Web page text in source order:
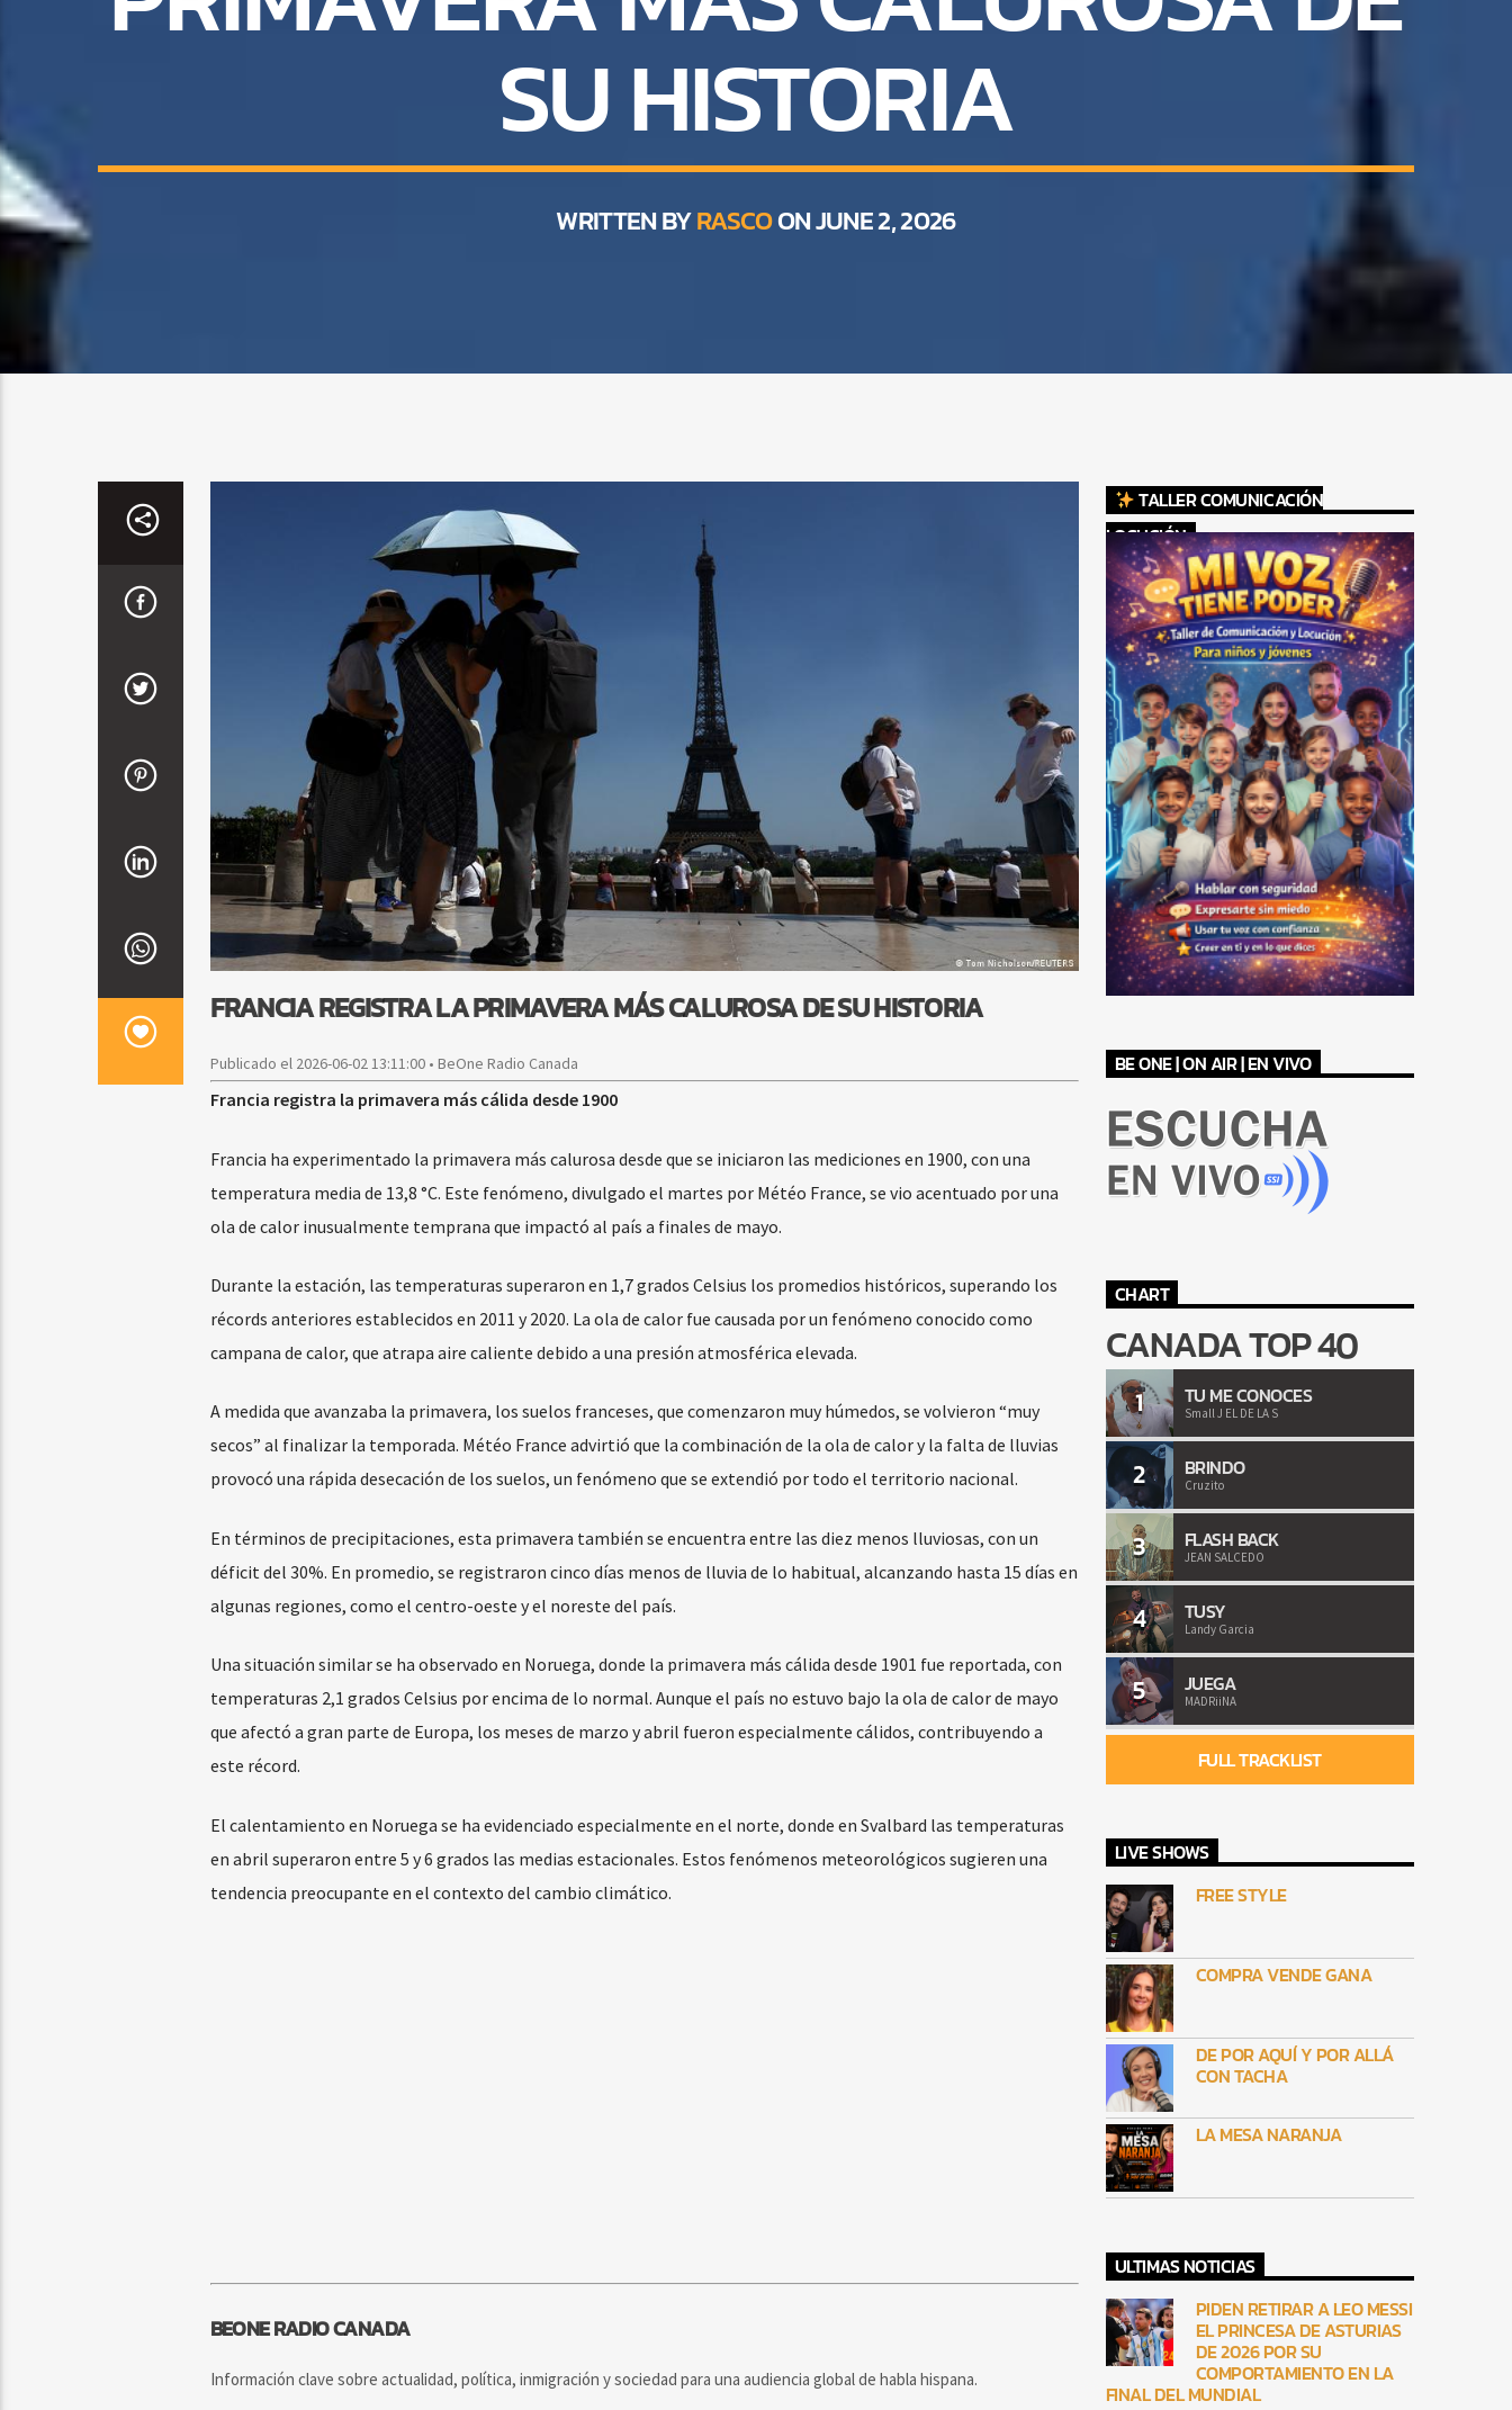
SU HISTORIA
WRITTEN BYRASCOON JUNE 2, 2026
FRANCIA REGISTRA LA PRIMAVERA MÁS CALUROSA DE SU HISTORIA
Publicado el 2026-06-02 13:11:00 • BeOne Radio Canada
Francia registra la primavera más cálida desde 1900
Francia ha experimentado la primavera más calurosa desde que se iniciaron las mediciones en 1900, con una
temperatura media de 13,8 °C. Este fenómeno, divulgado el martes por Météo France, se vio acentuado por una
ola de calor inusualmente temprana que impactó al país a finales de mayo.
Durante la estación, las temperaturas superaron en 1,7 grados Celsius los promedios históricos, superando los
récords anteriores establecidos en 2011 y 2020. La ola de calor fue causada por un fenómeno conocido como
campana de calor, que atrapa aire caliente debido a una presión atmosférica elevada.
A medida que avanzaba la primavera, los suelos franceses, que comenzaron muy húmedos, se volvieron “muy
secos” al finalizar la temporada. Météo France advirtió que la combinación de la ola de calor y la falta de lluvias
provocó una rápida desecación de los suelos, un fenómeno que se extendió por todo el territorio nacional.
En términos de precipitaciones, esta primavera también se encuentra entre las diez menos lluviosas, con un
déficit del 30%. En promedio, se registraron cinco días menos de lluvia de lo habitual, alcanzando hasta 15 días en
algunas regiones, como el centro-oeste y el noreste del país.
Una situación similar se ha observado en Noruega, donde la primavera más cálida desde 1901 fue reportada, con
temperaturas 2,1 grados Celsius por encima de lo normal. Aunque el país no estuvo bajo la ola de calor de mayo
que afectó a gran parte de Europa, los meses de marzo y abril fueron especialmente cálidos, contribuyendo a
este récord.
El calentamiento en Noruega se ha evidenciado especialmente en el norte, donde en Svalbard las temperaturas
en abril superaron entre 5 y 6 grados las medias estacionales. Estos fenómenos meteorológicos sugieren una
tendencia preocupante en el contexto del cambio climático.
BEONE RADIO CANADA
Información clave sobre actualidad, política, inmigración y sociedad para una audiencia global de habla hispana.
TALLER COMUNICACIÓN
LOCUCIÓN
BE ONE | ON AIR | EN VIVO
CHART
CANADA TOP 40
1 TU ME CONOCES
Small J EL DE LA S
2 BRINDO
Cruzito
3 FLASH BACK
JEAN SALCEDO
4 TUSY
Landy Garcia
5 JUEGA
MADRiiNA
FULL TRACKLIST
LIVE SHOWS
FREE STYLE
COMPRA VENDE GANA
DE POR AQUÍ Y POR ALLÁ
CON TACHA
LA MESA NARANJA
ULTIMAS NOTICIAS
PIDEN RETIRAR A LEO MESSI
EL PRINCESA DE ASTURIAS
DE 2026 POR SU
COMPORTAMIENTO EN LA
FINAL DEL MUNDIAL